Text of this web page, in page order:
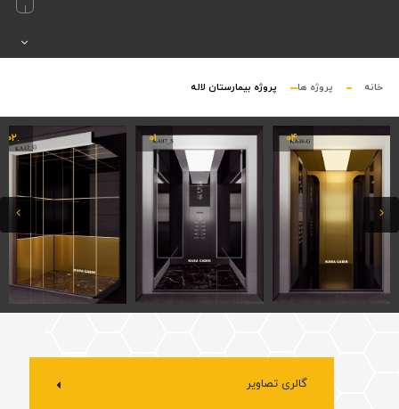
خانه پروژه ها پروژه بیمارستان لاله
.۰۴ .۰۱ .۰۲
گالری تصاویر